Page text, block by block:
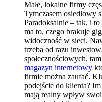
Małe, lokalne firmy
Tymczasem osiedlowy
Paradoksalnie – tak, i
ma to, czego brakuje
widoczność w sieci.
trzeba od razu
społecznościowych,
magazyn internetowy
firmie można zaufać.
podejście do klienta?
mają realny wpływ